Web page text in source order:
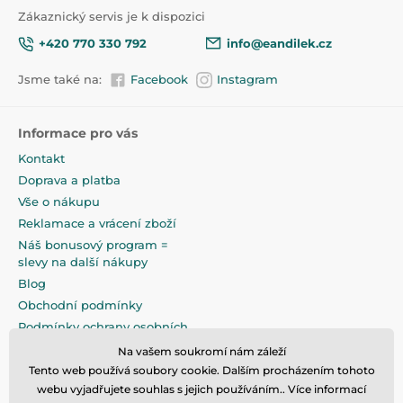
45
Zákaznický servis je k dispozici
+420 770 330 792
info@eandilek.cz
Jsme také na: Facebook Instagram
Informace pro vás
Kontakt
Doprava a platba
Vše o nákupu
Reklamace a vrácení zboží
Náš bonusový program =
slevy na další nákupy
Blog
Obchodní podmínky
Podmínky ochrany osobních
Na pečlivé zabalení klademe
maximální důraz
Na vašem soukromí nám záleží
Tento web používá soubory cookie. Dalším procházením tohoto
webu vyjadřujete souhlas s jejich používáním.. Více informací